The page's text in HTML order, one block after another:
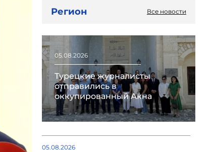
Регион Все новости
05.08.2026
Турецкие журналисты
отправились в
оккупированный Акна
05.08.2026